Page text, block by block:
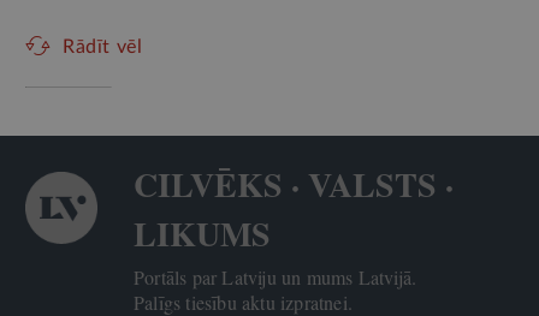
Rādīt vēl
CILVĒKS · VALSTS ·
LIKUMS
Portāls par Latviju un mums Latvijā.
Palīgs tiesību aktu izpratnei.